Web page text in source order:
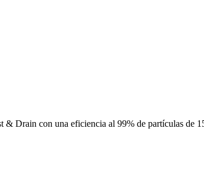
Drain con una eficiencia al 99% de partículas de